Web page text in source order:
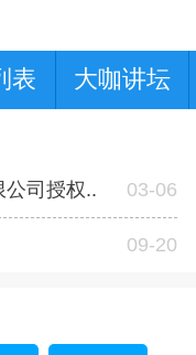
表 大咖讲坛
公司授权.. 03-06
09-20